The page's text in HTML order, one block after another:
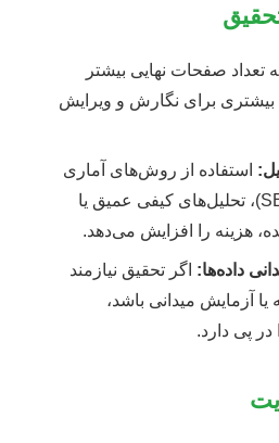
تعداد صفحات نهایی بیشتر
بیشتری برای نگارش و ویرایش
استفاده از روش‌های آماری
پیشرفته (SEM, DEA)، تحلیل‌های کیفی عمیق یا
هزینه را افزایش می‌دهد.
داده‌ها: اگر تحقیق نیازمند
آزمایش میدانی باشد،
پی دارد.